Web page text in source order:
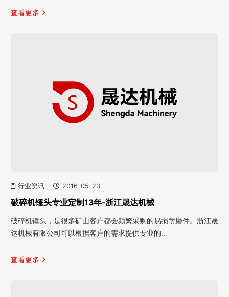
查看更多
行业资讯 2016-05-23
破碎机锤头专业定制13年-浙江晟达机械
破碎机锤头，是很多矿山客户都会频繁采购的易损耐磨件。浙江晟
达机械有限公司可以根据客户的需求提供专业的…
查看更多